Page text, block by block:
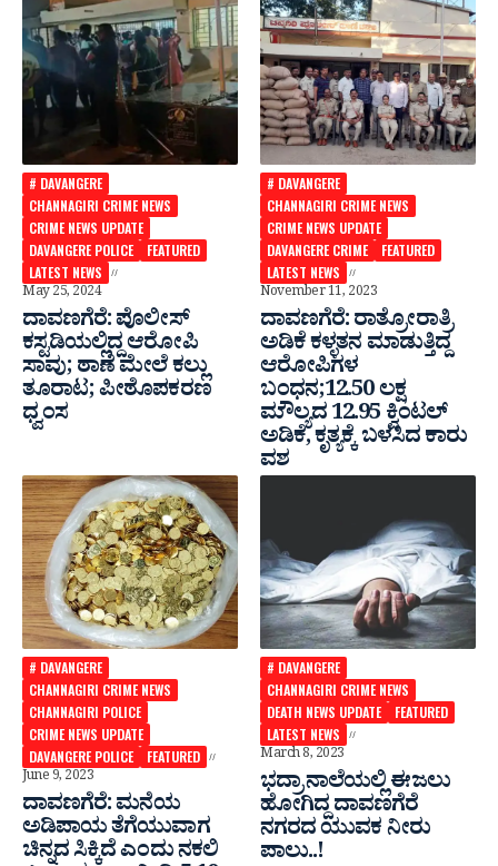
# DAVANGERE
CHANNAGIRI CRIME NEWS
CRIME NEWS UPDATE
DAVANGERE POLICE
FEATURED
LATEST NEWS
May 25, 2024
ದಾವಣಗೆರೆ: ಪೊಲೀಸ್
ಕಸ್ಟಡಿಯಲ್ಲಿದ್ದ ಆರೋಪಿ
ಸಾವು; ಠಾಣೆ ಮೇಲೆ ಕಲ್ಲು
ತೂರಾಟ; ಪೀಠೊಪಕರಣ
ಧ್ವಂಸ
# DAVANGERE
CHANNAGIRI CRIME NEWS
CRIME NEWS UPDATE
DAVANGERE CRIME
FEATURED
LATEST NEWS
November 11, 2023
ದಾವಣಗೆರೆ: ರಾತ್ರೋರಾತ್ರಿ
ಅಡಿಕೆ ಕಳ್ಳತನ ಮಾಡುತ್ತಿದ್ದ
ಆರೋಪಿಗಳ
ಬಂಧನ;12.50 ಲಕ್ಷ
ಮೌಲ್ಯದ 12.95 ಕ್ವಿಂಟಲ್
ಅಡಿಕೆ,‌ ಕೃತ್ಯಕ್ಕೆ ಬಳಸಿದ ಕಾರು
ವಶ
# DAVANGERE
CHANNAGIRI CRIME NEWS
CHANNAGIRI POLICE
CRIME NEWS UPDATE
DAVANGERE POLICE
FEATURED
June 9, 2023
ದಾವಣಗೆರೆ: ಮನೆಯ
ಅಡಿಪಾಯ ತೆಗೆಯುವಾಗ
ಚಿನ್ನದ ಸಿಕ್ಕಿದೆ ಎಂದು ನಕಲಿ
# DAVANGERE
CHANNAGIRI CRIME NEWS
DEATH NEWS UPDATE
FEATURED
LATEST NEWS
March 8, 2023
ಭದ್ರಾ ನಾಲೆಯಲ್ಲಿ ಈಜಲು
ಹೋಗಿದ್ದ ದಾವಣಗೆರೆ
ನಗರದ ಯುವಕ ನೀರು
ಪಾಲು..!